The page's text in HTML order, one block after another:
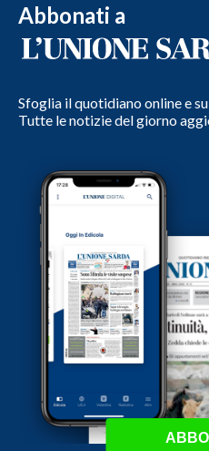
Abbonati a
Sfoglia il quotidiano online e
Tutte le notizie del giorno